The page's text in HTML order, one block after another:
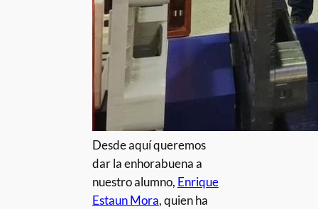
Desde aquí queremos
dar la enhorabuena a
nuestro alumno, Enrique
Estaun Mora, quien ha